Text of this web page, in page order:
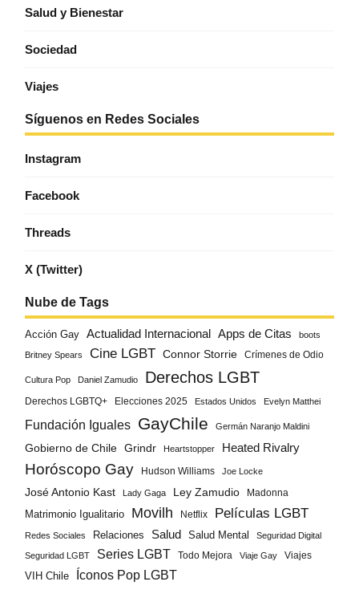
Salud y Bienestar
Sociedad
Viajes
Síguenos en Redes Sociales
Instagram
Facebook
Threads
X (Twitter)
Nube de Tags
Acción Gay Actualidad Internacional Apps de Citas boots
Britney Spears Cine LGBT Connor Storrie Crímenes de Odio
Cultura Pop Daniel Zamudio Derechos LGBT
Derechos LGBTQ+ Elecciones 2025 Estados Unidos Evelyn Matthei
Fundación Iguales GayChile Germán Naranjo Maldini
Gobierno de Chile Grindr Heartstopper Heated Rivalry
Horóscopo Gay Hudson Williams Joe Locke
José Antonio Kast Lady Gaga Ley Zamudio Madonna
Matrimonio Igualitario Movilh Netflix Películas LGBT
Redes Sociales Relaciones Salud Salud Mental Seguridad Digital
Seguridad LGBT Series LGBT Todo Mejora Viaje Gay
Viajes
VIH Chile
Íconos Pop LGBT